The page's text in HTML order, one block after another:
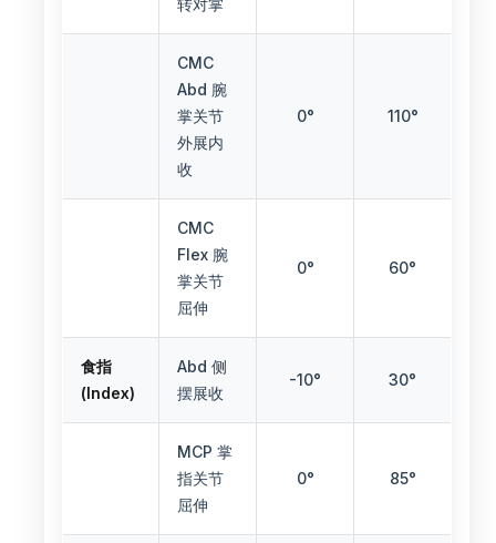
转对掌
CMC
Abd 腕
掌关节
外展内
收
0° 110°
CMC
Flex 腕
掌关节
屈伸
0° 60°
食指
(Index)
Abd 侧
摆展收
-10° 30°
MCP 掌
指关节
屈伸
0° 85°